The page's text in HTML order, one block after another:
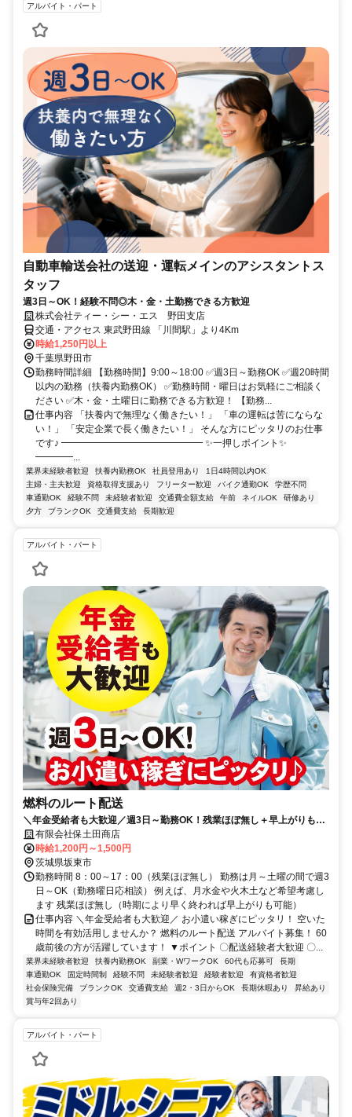
アルバイト・パート
自動車輸送会社の送迎・運転メインのアシスタントス
タッフ
週3日～OK！経験不問◎木・金・土勤務できる方歓迎
株式会社ティー・シー・エス 野田支店
交通・アクセス 東武野田線 「川間駅」より4Km
時給1,250円以上
千葉県野田市
勤務時間詳細 【勤務時間】9:00～18:00 ✅週3日～勤務OK ✅週20時間
以内の勤務（扶養内勤務OK） ✅勤務時間・曜日はお気軽にご相談く
ださい ✅木・金・土曜日に勤務できる方歓迎！ 【勤務...
仕事内容 「扶養内で無理なく働きたい！」 「車の運転は苦にならな
い！」 「安定企業で長く働きたい！」 そんな方にピッタリのお仕事
です♪ ━━━━━━━━━━━━━━━ ✨一押しポイント✨
━━━━...
業界未経験者歓迎 扶養内勤務OK 社員登用あり
1日4時間以内OK
主婦・主夫歓迎
資格取得支援あり フリーター歓迎 バイク通勤OK
学歴不問
車通勤OK
経験不問 未経験者歓迎 交通費全額支給 午前 ネイルOK
研修あり
夕方
ブランクOK 交通費支給 長期歓迎
アルバイト・パート
燃料のルート配送
＼年金受給者も大歓迎／週3日～勤務OK！残業ほぼ無し＋早上がりも
可！お小遣い稼ぎにピッタリです！
有限会社保土田商店
時給1,200円～1,500円
茨城県坂東市
勤務時間 8：00～17：00（残業ほぼ無し） 勤務は月～土曜の間で週3
日～OK（勤務曜日応相談） 例えば、月水金や火木土など希望考慮し
ます 残業ほぼ無し（時期により早く終われば早上がりも可能）
仕事内容 ＼年金受給者も大歓迎／ お小遣い稼ぎにピッタリ！ 空いた
時間を有効活用しませんか？ 燃料のルート配送 アルバイト募集！ 60
歳前後の方が活躍しています！ ▼ポイント 〇配送経験者大歓迎 〇...
業界未経験者歓迎 扶養内勤務OK 副業・WワークOK 60代も応募可
長期
車通勤OK
固定時間制 経験不問 未経験者歓迎 経験者歓迎
有資格者歓迎
社会保険完備
ブランクOK 交通費支給 週2・3日からOK 長期休暇あり
昇給あり
賞与年2回あり
アルバイト・パート